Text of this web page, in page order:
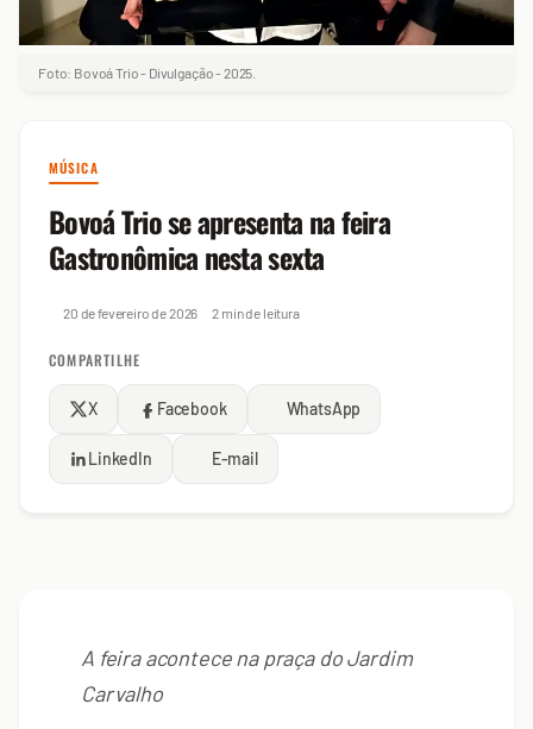
Foto: Bovoá Trio - Divulgação - 2025.
MÚSICA
Bovoá Trio se apresenta na feira
Gastronômica nesta sexta
20 de fevereiro de 2026 2 min de leitura
COMPARTILHE
X Facebook WhatsApp
LinkedIn E-mail
A feira acontece na praça do Jardim
Carvalho